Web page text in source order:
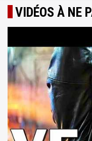
VIDÉOS À NE